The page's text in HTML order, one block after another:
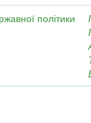
політики